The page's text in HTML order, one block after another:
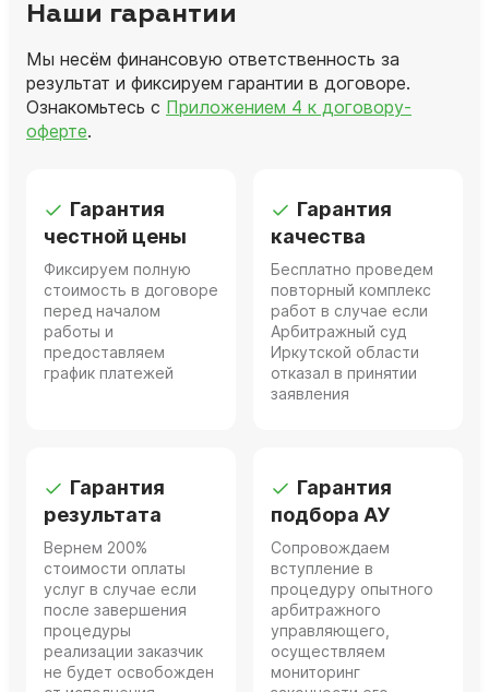
Наши гарантии
Мы несём финансовую ответственность за
результат и фиксируем гарантии в договоре.
Ознакомьтесь с Приложением 4 к договору-
оферте.
Гарантия
честной цены
Фиксируем полную
стоимость в договоре
перед началом
работы и
предоставляем
график платежей
Гарантия
качества
Бесплатно проведем
повторный комплекс
работ в случае если
Арбитражный суд
Иркутской области
отказал в принятии
заявления
Гарантия
результата
Вернем 200%
стоимости оплаты
услуг в случае если
после завершения
процедуры
реализации заказчик
не будет освобожден
Гарантия
подбора АУ
Сопровождаем
вступление в
процедуру опытного
арбитражного
управляющего,
осуществляем
мониторинг